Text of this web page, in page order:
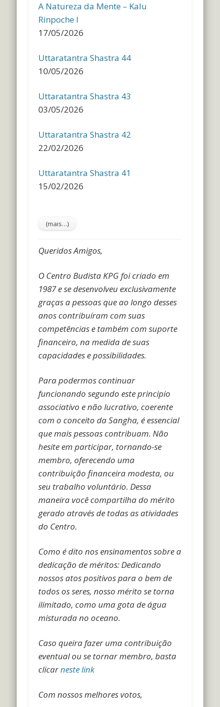
A Natureza da Mente – Kalu
Rinpoche I
17/05/2026
Uttaratantra Shastra 44
10/05/2026
Uttaratantra Shastra 43
03/05/2026
Uttaratantra Shastra 42
22/02/2026
Uttaratantra Shastra 41
15/02/2026
Queridos Amigos,
O Centro Budista KPG foi criado em
1987 e se desenvolveu exclusivamente
graças a pessoas que ao longo desses
anos contribuíram com suas
competências e também com suporte
financeiro, na medida de suas
capacidades e possibilidades.
Para podermos continuar
funcionando segundo este principio
associativo e não lucrativo, coerente
com o conceito da Sangha, é essencial
que mais pessoas contribuam. Não
hesite em participar, tornando-se
membro, oferecendo uma
contribuição financeira modesta, ou
seu trabalho voluntário. Dessa
maneira você compartilha do mérito
gerado através de todas as atividades
do Centro.
Como é dito nos ensinamentos sobre a
dedicação de méritos: Dedicando
nossos atos positivos para o bem de
todos os seres, nosso mérito se torna
ilimitado, como uma gota de água
misturada no oceano.
Caso queira fazer uma contribuição
eventual ou se tornar membro, basta
clicarneste link
Com nossos melhores votos,